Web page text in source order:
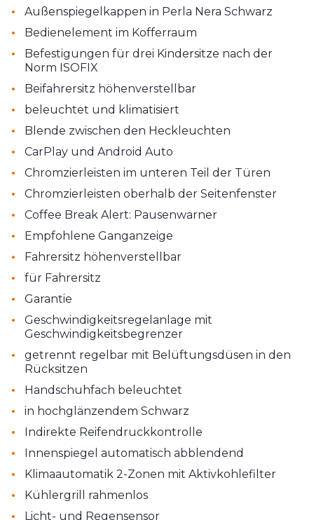
• Außenspiegelkappen in Perla Nera Schwarz
• Bedienelement im Kofferraum
•
Befestigungen für drei Kindersitze nach der
Norm ISOFIX
• Beifahrersitz höhenverstellbar
• beleuchtet und klimatisiert
• Blende zwischen den Heckleuchten
• CarPlay und Android Auto
• Chromzierleisten im unteren Teil der Türen
• Chromzierleisten oberhalb der Seitenfenster
• Coffee Break Alert: Pausenwarner
• Empfohlene Ganganzeige
• Fahrersitz höhenverstellbar
• für Fahrersitz
• Garantie
•
Geschwindigkeitsregelanlage mit
Geschwindigkeitsbegrenzer
•
getrennt regelbar mit Belüftungsdüsen in den
Rücksitzen
• Handschuhfach beleuchtet
• in hochglänzendem Schwarz
• Indirekte Reifendruckkontrolle
• Innenspiegel automatisch abblendend
• Klimaautomatik 2-Zonen mit Aktivkohlefilter
• Kühlergrill rahmenlos
• Licht- und Regensensor